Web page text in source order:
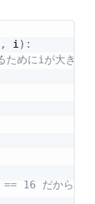
, i) :
ためにiが大きく
16 だから。